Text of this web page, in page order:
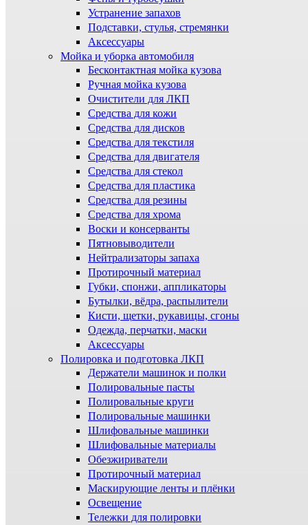
Устранение запахов
Подставки, стулья, стремянки
Аксессуары
Мойка и уборка автомобиля
Бесконтактная мойка кузова
Ручная мойка кузова
Очистители для ЛКП
Средства для кожи
Средства для дисков
Средства для текстиля
Средства для двигателя
Средства для стекол
Средства для пластика
Средства для резины
Средства для хрома
Воски и консерванты
Пятновыводители
Нейтрализаторы запаха
Протирочный материал
Губки, спонжи, аппликаторы
Бутылки, вёдра, распылители
Кисти, щетки, рукавицы, сгоны
Одежда, перчатки, маски
Аксессуары
Полировка и подготовка ЛКП
Держатели машинок и полки
Полировальные пасты
Полировальные круги
Полировальные машинки
Шлифовальные машинки
Шлифовальные материалы
Обезжириватели
Протирочный материал
Маскирующие ленты и плёнки
Освещение
Тележки для полировки